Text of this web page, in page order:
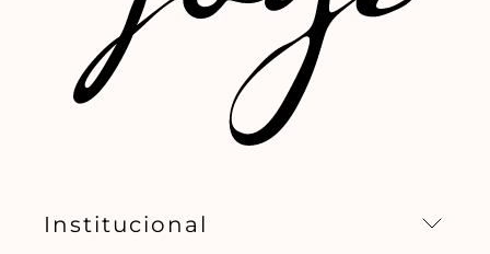
Institucional